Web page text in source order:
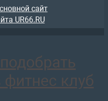
сайт
UR66.RU
клуб